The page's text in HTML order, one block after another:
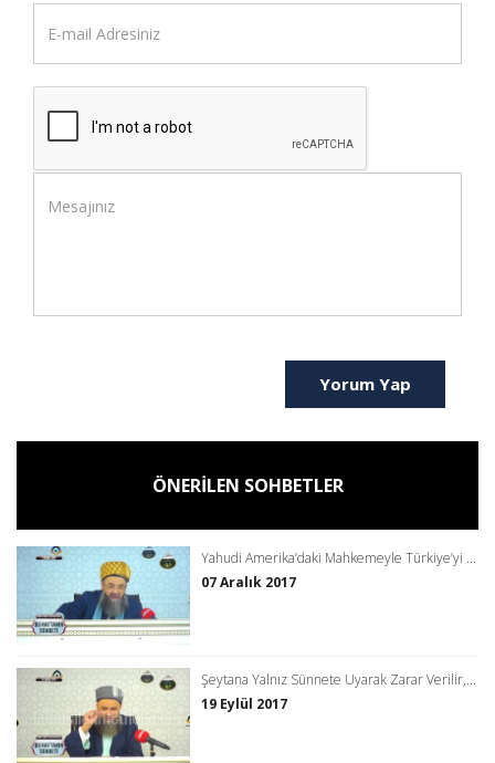
Yorum Yap
ÖNERİLEN SOHBETLER
Yahudi Amerika’daki Mahkemeyle Türkiye’yi ...
07 Aralık 2017
Şeytana Yalnız Sünnete Uyarak Zarar Verilir,...
19 Eylül 2017